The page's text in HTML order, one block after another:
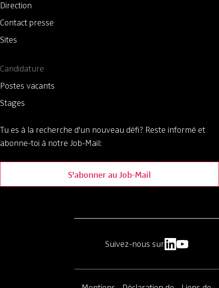
Direction
Contact presse
Sites
Candidature
Postes vacants
Stages
Tu es à la recherche d'un nouveau défi? Reste informé et
abonne-toi à notre Job-Mail:
S'abonner au Job-Mail
Suivez-nous sur